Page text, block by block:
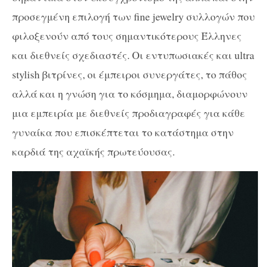
προσεγμένη επιλογή των fine jewelry συλλογών που
φιλοξενούν από τους σημαντικότερους Έλληνες
και διεθνείς σχεδιαστές. Οι εντυπωσιακές και ultra
stylish βιτρίνες, οι έμπειροι συνεργάτες, το πάθος
αλλά και η γνώση για το κόσμημα, διαμορφώνουν
μια εμπειρία με διεθνείς προδιαγραφές για κάθε
γυναίκα που επισκέπτεται το κατάστημα στην
καρδιά της αχαϊκής πρωτεύουσας.